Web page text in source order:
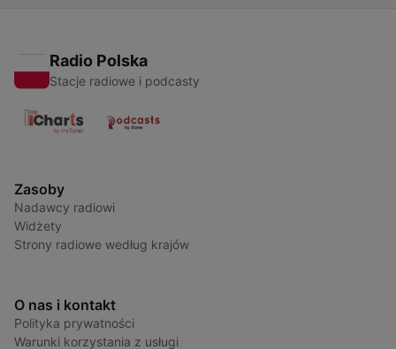
Radio Polska
Stacje radiowe i podcasty
Zasoby
Nadawcy radiowi
Widżety
Strony radiowe według krajów
O nas i kontakt
Polityka prywatności
Warunki korzystania z usługi